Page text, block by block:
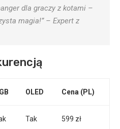
dla graczy z kotami –
magia!” – Expert z
OLED Cena (PL)
Tak 599 zł